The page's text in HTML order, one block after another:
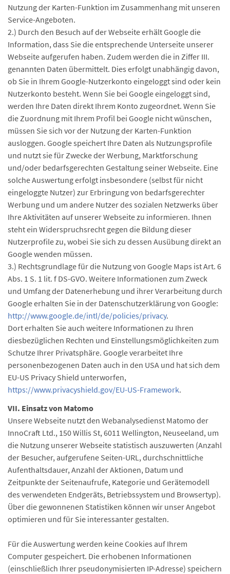
Nutzung der Karten-Funktion im Zusammenhang mit unseren
Service-Angeboten.
2.) Durch den Besuch auf der Webseite erhält Google die
Information, dass Sie die entsprechende Unterseite unserer
Webseite aufgerufen haben. Zudem werden die in Ziffer III.
genannten Daten übermittelt. Dies erfolgt unabhängig davon,
ob Sie in Ihrem Google-Nutzerkonto eingeloggt sind oder kein
Nutzerkonto besteht. Wenn Sie bei Google eingeloggt sind,
werden Ihre Daten direkt Ihrem Konto zugeordnet. Wenn Sie
die Zuordnung mit Ihrem Profil bei Google nicht wünschen,
müssen Sie sich vor der Nutzung der Karten-Funktion
ausloggen. Google speichert Ihre Daten als Nutzungsprofile
und nutzt sie für Zwecke der Werbung, Marktforschung
und/oder bedarfsgerechten Gestaltung seiner Webseite. Eine
solche Auswertung erfolgt insbesondere (selbst für nicht
eingeloggte Nutzer) zur Erbringung von bedarfsgerechter
Werbung und um andere Nutzer des sozialen Netzwerks über
Ihre Aktivitäten auf unserer Webseite zu informieren. Ihnen
steht ein Widerspruchsrecht gegen die Bildung dieser
Nutzerprofile zu, wobei Sie sich zu dessen Ausübung direkt an
Google wenden müssen.
3.) Rechtsgrundlage für die Nutzung von Google Maps ist Art. 6
Abs. 1 S. 1 lit. f DS-GVO. Weitere Informationen zum Zweck
und Umfang der Datenerhebung und ihrer Verarbeitung durch
Google erhalten Sie in der Datenschutzerklärung von Google:
http://www.google.de/intl/de/policies/privacy.
Dort erhalten Sie auch weitere Informationen zu Ihren
diesbezüglichen Rechten und Einstellungsmöglichkeiten zum
Schutze Ihrer Privatsphäre. Google verarbeitet Ihre
personenbezogenen Daten auch in den USA und hat sich dem
EU-US Privacy Shield unterworfen,
https://www.privacyshield.gov/EU-US-Framework.
VII. Einsatz von Matomo
Unsere Webseite nutzt den Webanalysedienst Matomo der
InnoCraft Ltd., 150 Willis St, 6011 Wellington, Neuseeland, um
die Nutzung unserer Webseite statistisch auszuwerten (Anzahl
der Besucher, aufgerufene Seiten-URL, durchschnittliche
Aufenthaltsdauer, Anzahl der Aktionen, Datum und
Zeitpunkte der Seitenaufrufe, Kategorie und Gerätemodell
des verwendeten Endgeräts, Betriebssystem und Browsertyp).
Über die gewonnenen Statistiken können wir unser Angebot
optimieren und für Sie interessanter gestalten.
Für die Auswertung werden keine Cookies auf Ihrem
Computer gespeichert. Die erhobenen Informationen
(einschließlich Ihrer pseudonymisierten IP-Adresse) speichern